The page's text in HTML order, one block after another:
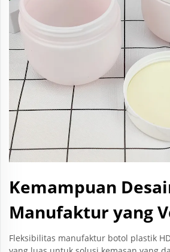
Kemampuan
Manufaktur yang
Fleksibilitas manufaktur botol plastik